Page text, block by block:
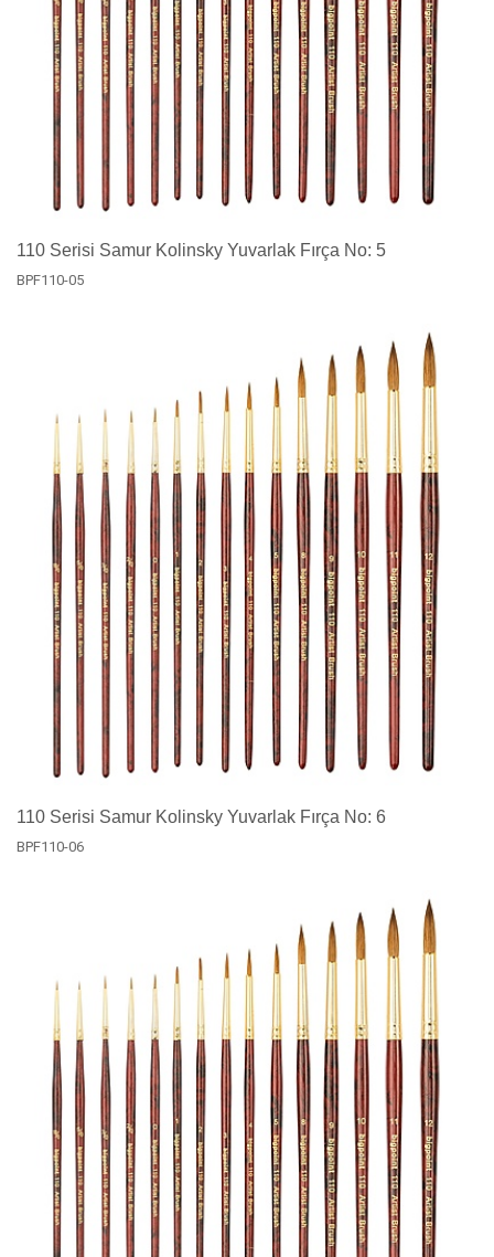
110 Serisi Samur Kolinsky Yuvarlak Fırça No: 5
BPF110-05
110 Serisi Samur Kolinsky Yuvarlak Fırça No: 6
BPF110-06